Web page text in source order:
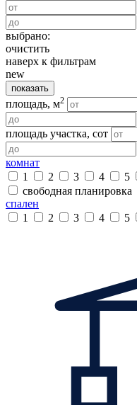
выбрано:
очистить
наверх к фильтрам
new
показать
площадь, м2
площадь участка, сот
комнат
1
2 3 4 5
свободная планировка
спален
1
2 3 4 5